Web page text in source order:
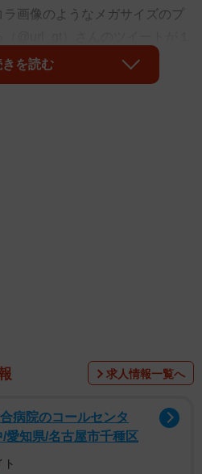
画像のようなメガサイズのプ
話題になっています。
きを読む
求人情報一覧へ
病院のコールセンタ
愛知県/名古屋市千種区